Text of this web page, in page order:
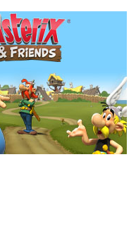
and Friends